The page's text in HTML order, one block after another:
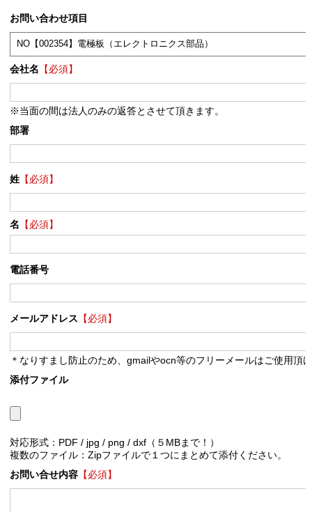
お問い合わせ項目
会社名 【必須】
※当面の間は法人のみの返答とさせて頂きます。
部署
姓【必須】
名 【必須】
電話番号
メールアドレス 【必須】
＊なりすまし防止のため、gmailやocn等のフリーメールはご使用頂
添付ファイル
対応形式：PDF / jpg / png / dxf（５MBまで！）
複数のファイル：Zipファイルで１つにまとめて添付ください。
お問い合せ内容【必須】